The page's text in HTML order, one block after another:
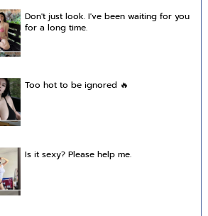
Don't just look. I've been waiting for you
for a long time.
Too hot to be ignored 🔥
Is it sexy? Please help me.